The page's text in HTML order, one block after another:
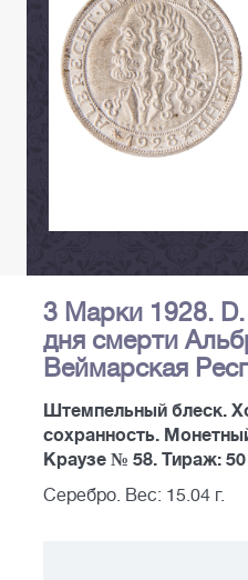
3 Марки 1928.
дня смерти
Веймарская
Штемпельный блеск.
сохранность.
Краузе № 58. Тираж: 50
Серебро. Вес: 15.04 г.